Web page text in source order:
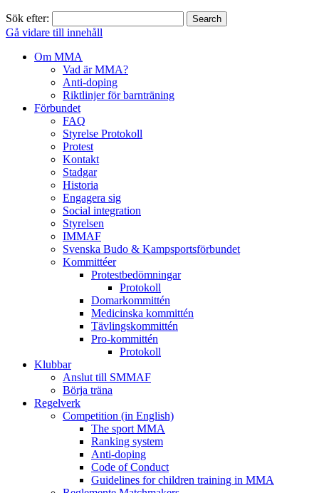
Sök efter:
Gå vidare till innehåll
Om MMA
Vad är MMA?
Anti-doping
Riktlinjer för barnträning
Förbundet
FAQ
Styrelse Protokoll
Protest
Kontakt
Stadgar
Historia
Engagera sig
Social integration
Styrelsen
IMMAF
Svenska Budo & Kampsportsförbundet
Kommittéer
Protestbedömningar
Protokoll
Domarkommittén
Medicinska kommittén
Tävlingskommittén
Pro-kommittén
Protokoll
Klubbar
Anslut till SMMAF
Börja träna
Regelverk
Competition (in English)
The sport MMA
Ranking system
Anti-doping
Code of Conduct
Guidelines for children training in MMA